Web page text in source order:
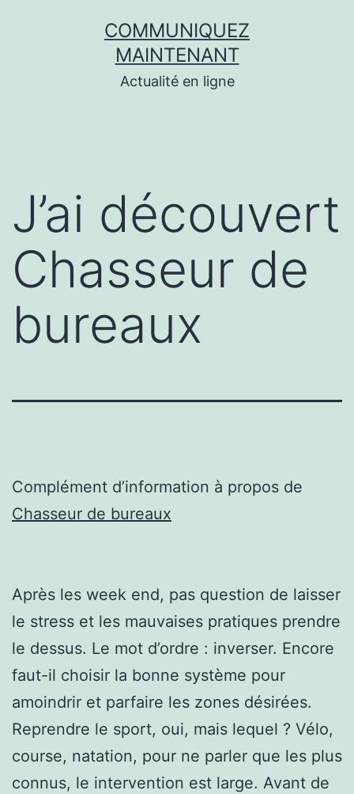
COMMUNIQUEZ
MAINTENANT
Actualité en ligne
J’ai découvert
Chasseur de
bureaux
Complément d’information à propos de
Chasseur de bureaux
Après les week end, pas question de laisser
le stress et les mauvaises pratiques prendre
le dessus. Le mot d’ordre : inverser. Encore
faut-il choisir la bonne système pour
amoindrir et parfaire les zones désirées.
Reprendre le sport, oui, mais lequel ? Vélo,
course, natation, pour ne parler que les plus
connus, le intervention est large. Avant de